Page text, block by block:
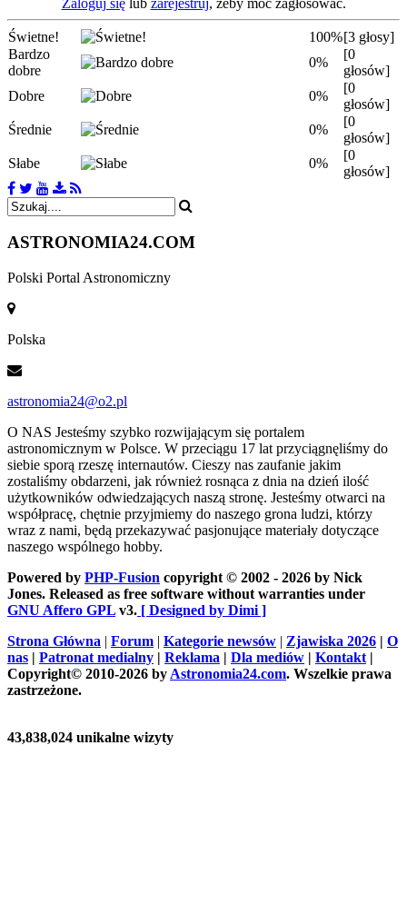
Świetne! 100%[3 głosy]
Bardzo
dobre
0%
[0
głosów]
Dobre
0%
[0
głosów]
Średnie
0%
[0
głosów]
Słabe
0%
[0
głosów]
ASTRONOMIA24.COM
Polski Portal Astronomiczny
Polska
astronomia24@o2.pl
O NAS Jesteśmy szybko rozwijającym się portalem
astronomicznym w Polsce. W przeciągu 17 lat przyciągnęliśmy do
siebie sporą rzeszę internautów. Cieszy nas zaufanie jakim
zostaliśmy obdarzeni, jak również rosnąca z dnia na dzień ilość
użytkowników odwiedzających naszą stronę. Jesteśmy otwarci na
współpracę, chętnie przyjmiemy do naszego grona ludzi, którzy
wraz z nami, będą przekazywać pasjonujące materiały dotyczące
naszego wspólnego hobby.
Powered by PHP-Fusion copyright © 2002 - 2026 by Nick
Jones. Released as free software without warranties under
GNU Affero GPL v3. [ Designed by Dimi ]
Strona Główna | Forum | Kategorie newsów | Zjawiska 2026 | O
nas | Patronat medialny | Reklama | Dla mediów | Kontakt |
Copyright© 2010-2026 by Astronomia24.com. Wszelkie prawa
zastrzeżone.
43,838,024 unikalne wizyty